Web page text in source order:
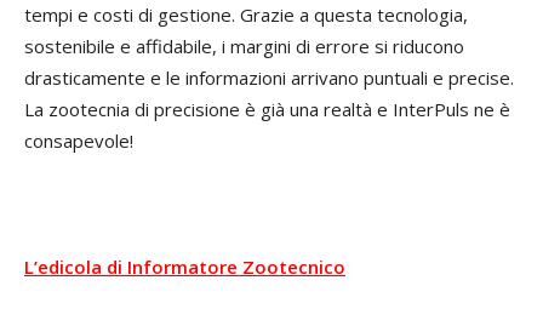
tempi e costi di gestione. Grazie a questa tecnologia,
sostenibile e affidabile, i margini di errore si riducono
drasticamente e le informazioni arrivano puntuali e precise.
La zootecnia di precisione è già una realtà e InterPuls ne è
consapevole!
L’edicola di Informatore Zootecnico